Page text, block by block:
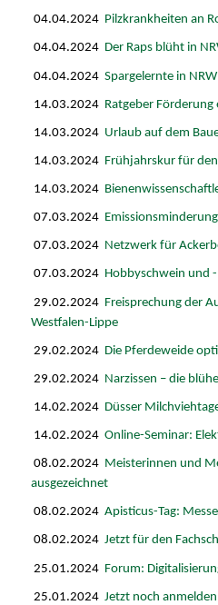
04.04.2024 Pilzkrankheiten an
04.04.2024 Der Raps blüht in
04.04.2024Spargelernte in
14.03.2024 Ratgeber Förderung
14.03.2024 Urlaub auf dem
14.03.2024 Frühjahrskur für den
14.03.2024
07.03.2024
07.03.2024 Netzwerk für
07.03.2024 Hobbyschwein und
29.02.2024 Freisprechung der
Westfalen-Lippe
29.02.2024 Die Pferdeweide
29.02.2024 Narzissen – die
14.02.2024 Düsser
14.02.2024Online-Seminar:
08.02.2024 Meisterinnen und
ausgezeichnet
08.02.2024Apisticus-Tag:
08.02.2024Jetzt für den
25.01.2024 Forum:
25.01.2024Jetzt noch